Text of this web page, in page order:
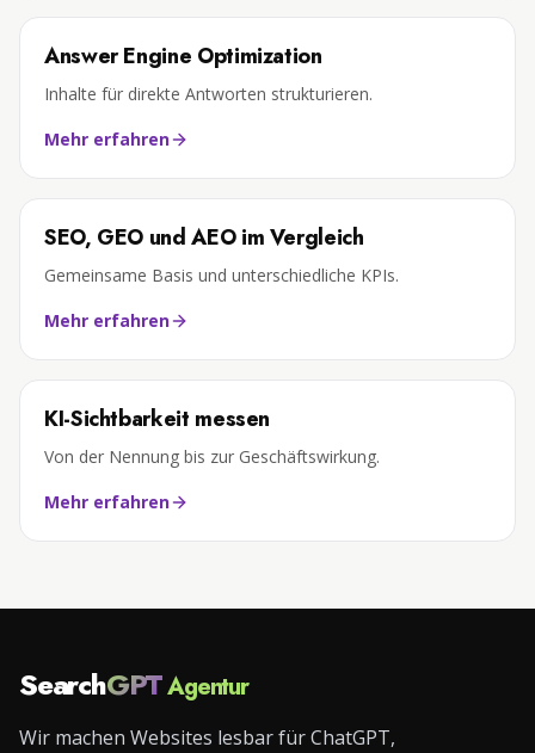
Answer Engine Optimization
Inhalte für direkte Antworten strukturieren.
Mehr erfahren
SEO, GEO und AEO im Vergleich
Gemeinsame Basis und unterschiedliche KPIs.
Mehr erfahren
KI-Sichtbarkeit messen
Von der Nennung bis zur Geschäftswirkung.
Mehr erfahren
SearchGPTAgentur
Wir machen Websites lesbar für ChatGPT,